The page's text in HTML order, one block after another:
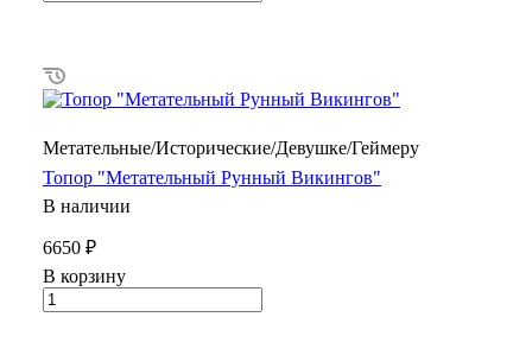
Метательные/Исторические/Девушке/Геймеру
Топор "Метательный Рунный Викингов"
В наличии
6650 ₽
В корзину